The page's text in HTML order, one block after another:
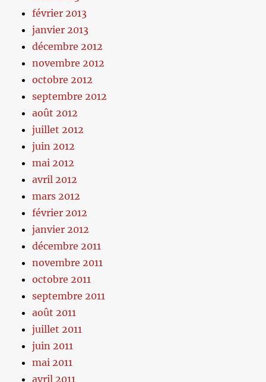
février 2013
janvier 2013
décembre 2012
novembre 2012
octobre 2012
septembre 2012
août 2012
juillet 2012
juin 2012
mai 2012
avril 2012
mars 2012
février 2012
janvier 2012
décembre 2011
novembre 2011
octobre 2011
septembre 2011
août 2011
juillet 2011
juin 2011
mai 2011
avril 2011